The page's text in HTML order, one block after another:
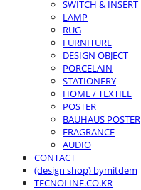
SWITCH & INSERT
LAMP
RUG
FURNITURE
DESIGN OBJECT
PORCELAIN
STATIONERY
HOME / TEXTILE
POSTER
BAUHAUS POSTER
FRAGRANCE
AUDIO
CONTACT
(design shop) bymitdem
TECNOLINE.CO.KR